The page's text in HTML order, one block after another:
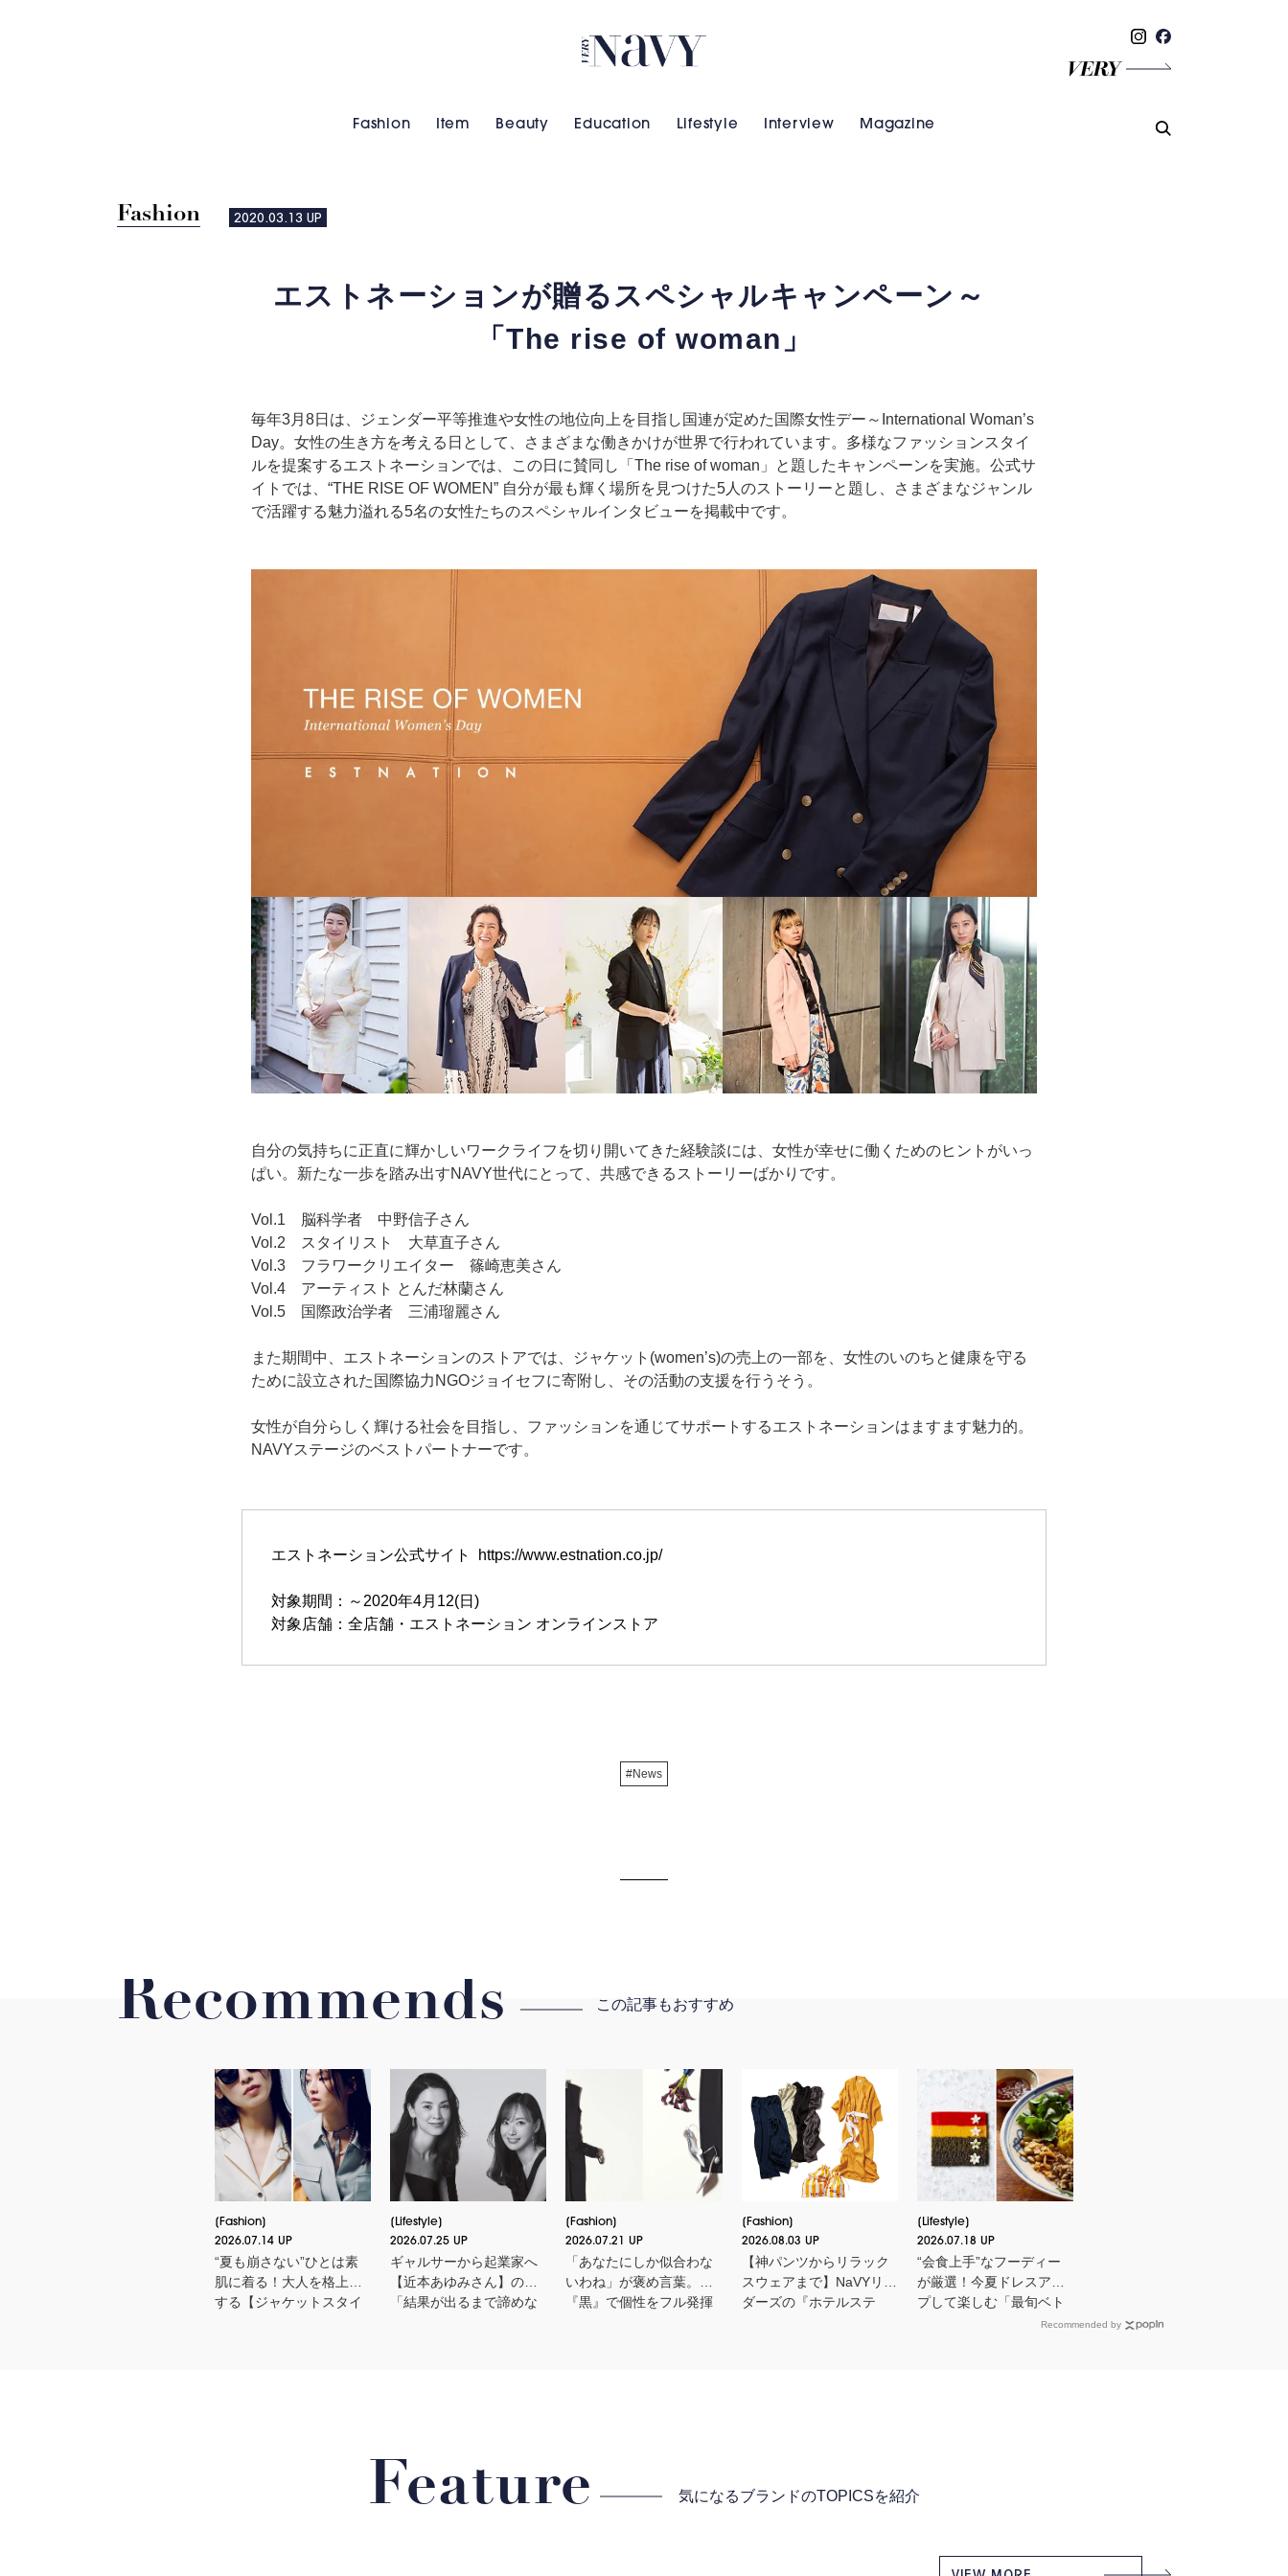
Fashion Item Beauty Education Lifestyle Interview Magazine
Fashion 2020.03.13 UP
エストネーションが贈るスペシャルキャンペーン～
「The rise of woman」
毎年3月8日は、ジェンダー平等推進や女性の地位向上を目指し国連が定めた国際女性デー～International Woman’s
Day。女性の生き方を考える日として、さまざまな働きかけが世界で行われています。多様なファッションスタイ
ルを提案するエストネーションでは、この日に賛同し「The rise of woman」と題したキャンペーンを実施。公式サ
イトでは、“THE RISE OF WOMEN” 自分が最も輝く場所を見つけた5人のストーリーと題し、さまざまなジャンル
で活躍する魅力溢れる5名の女性たちのスペシャルインタビューを掲載中です。
自分の気持ちに正直に輝かしいワークライフを切り開いてきた経験談には、女性が幸せに働くためのヒントがいっ
ぱい。新たな一歩を踏み出すNAVY世代にとって、共感できるストーリーばかりです。
Vol.1 脳科学者 中野信子さん
Vol.2 スタイリスト 大草直子さん
Vol.3 フラワークリエイター 篠崎恵美さん
Vol.4 アーティスト とんだ林蘭さん
Vol.5 国際政治学者 三浦瑠麗さん
また期間中、エストネーションのストアでは、ジャケット(women’s)の売上の一部を、女性のいのちと健康を守る
ために設立された国際協力NGOジョイセフに寄附し、その活動の支援を行うそう。
女性が自分らしく輝ける社会を目指し、ファッションを通じてサポートするエストネーションはますます魅力的。
NAVYステージのベストパートナーです。
エストネーション公式サイト https://www.estnation.co.jp/
対象期間：～2020年4月12(日)
対象店舗：全店舗・エストネーション オンラインストア
#News
Recommends この記事もおすすめ
Fashion
2026.07.14 UP
“夏も崩さない”ひとは素
肌に着る！大人を格上げ
する【ジャケットスタイ
Lifestyle
2026.07.25 UP
ギャルサーから起業家へ
【近本あゆみさん】の
「結果が出るまで諦めな
Fashion
2026.07.21 UP
「あなたにしか似合わな
いわね」が褒め言葉。
『黒』で個性をフル発揮
Fashion
2026.08.03 UP
【神パンツからリラック
スウェアまで】NaVYリー
ダーズの『ホテルステ
Lifestyle
2026.07.18 UP
“会食上手”なフーディー
が厳選！今夏ドレスアッ
プして楽しむ「最旬ベト
Recommended by
Feature 気になるブランドのTOPICSを紹介